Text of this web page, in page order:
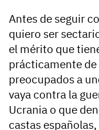
Antes de seguir
quiero ser
el mérito que
prácticamente de
preocupados a
vaya contra la
Ucrania o que
castas